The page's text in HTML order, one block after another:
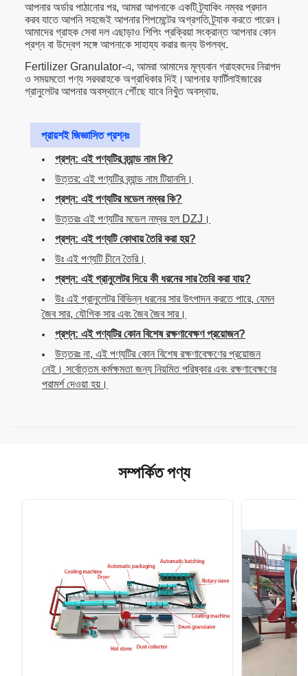
আপনার অর্ডার পাঠানোর পর, আমরা আপনাকে একটি ট্র্যাকিং নম্বর প্রদান
করব যাতে আপনি সহজেই আপনার শিপমেন্টের অগ্রগতি ট্র্যাক করতে পারেন।
আমাদের গ্রাহক সেবা দল এছাড়াও শিপিং প্রক্রিয়া সংক্রান্ত আপনার কোন
প্রশ্ন বা উদ্বেগ সঙ্গে আপনাকে সাহায্য করার জন্য উপলব্ধ.
Fertilizer Granulator-এ, আমরা আমাদের মূল্যবান গ্রাহকদের নিরাপদ
ও সময়মতো পণ্য সরবরাহকে অগ্রাধিকার দিই।আপনার ফার্টিলাইজারের
গ্রানুলেটর আপনার অবস্থানে পৌঁছে যাবে নিখুঁত অবস্থায়.
প্রায়শই জিজ্ঞাসিত প্রশ্নঃ
প্রশ্ন: এই পণ্যটির ব্র্যান্ড নাম কি?
উত্তর: এই পণ্যটির ব্র্যান্ড নাম টিয়ানসি।
প্রশ্ন: এই পণ্যটির মডেল নম্বর কি?
উত্তরঃ এই পণ্যটির মডেল নম্বর হল DZJ।
প্রশ্ন: এই পণ্যটি কোথায় তৈরি করা হয়?
উঃ এই পণ্যটি চীনে তৈরি।
প্রশ্ন: এই গ্রানুলেটর দিয়ে কী ধরনের সার তৈরি করা যায়?
উঃ এই গ্রানুলেটর বিভিন্ন ধরনের সার উৎপাদন করতে পারে, যেমন
জৈব সার, যৌগিক সার এবং জৈব জৈব সার।
প্রশ্ন: এই পণ্যটির কোন বিশেষ রক্ষণাবেক্ষণ প্রয়োজন?
উত্তরঃ না, এই পণ্যটির কোন বিশেষ রক্ষণাবেক্ষণের প্রয়োজন
নেই। সর্বোত্তম কর্মক্ষমতা জন্য নিয়মিত পরিষ্কার এবং রক্ষণাবেক্ষণের
পরামর্শ দেওয়া হয়।
সম্পর্কিত পণ্য